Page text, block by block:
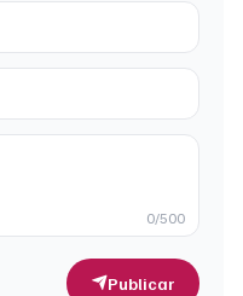
0/500
Publicar